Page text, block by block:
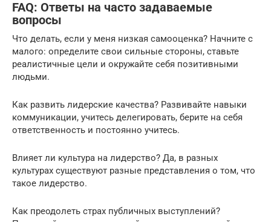
FAQ: Ответы на часто задаваемые
вопросы
Что делать, если у меня низкая самооценка? Начните с
малого: определите свои сильные стороны, ставьте
реалистичные цели и окружайте себя позитивными
людьми.
Как развить лидерские качества? Развивайте навыки
коммуникации, учитесь делегировать, берите на себя
ответственность и постоянно учитесь.
Влияет ли культура на лидерство? Да, в разных
культурах существуют разные представления о том, что
такое лидерство.
Как преодолеть страх публичных выступлений?